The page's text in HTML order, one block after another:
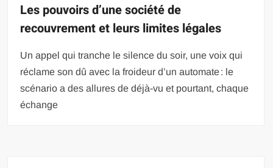
Les pouvoirs d’une société de
recouvrement et leurs limites légales
Un appel qui tranche le silence du soir, une voix qui
réclame son dû avec la froideur d’un automate : le
scénario a des allures de déjà-vu et pourtant, chaque
échange